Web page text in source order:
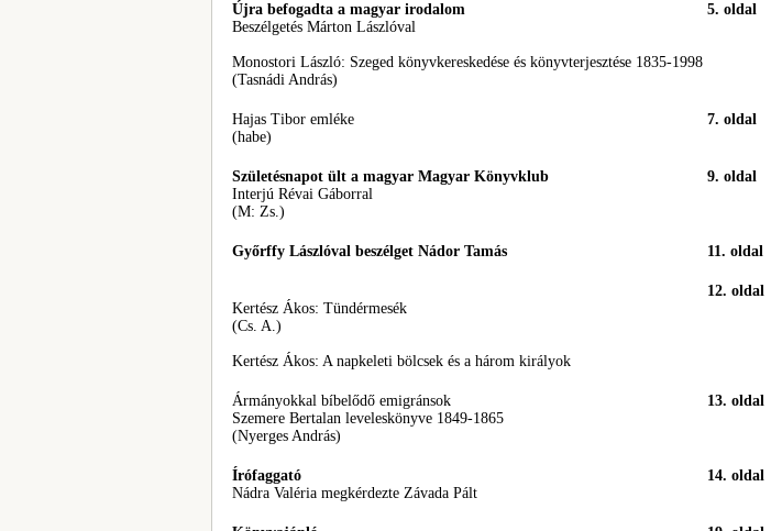
Újra befogadta a magyar irodalom
Beszélgetés Márton Lászlóval
Monostori László: Szeged könyvkereskedése és könyvterjesztése 1835-1998
(Tasnádi András)
5. oldal
Hajas Tibor emléke
(habe)
7. oldal
Születésnapot ült a magyar Magyar Könyvklub
Interjú Révai Gáborral
(M: Zs.)
9. oldal
Győrffy Lászlóval beszélget Nádor Tamás 11. oldal
Kertész Ákos: Tündérmesék
(Cs. A.)
Kertész Ákos: A napkeleti bölcsek és a három királyok
12. oldal
Ármányokkal bíbelődő emigránsok
Szemere Bertalan leveleskönyve 1849-1865
(Nyerges András)
13. oldal
Írófaggató
Nádra Valéria megkérdezte Závada Pált
14. oldal